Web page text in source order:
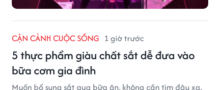
CẬN CẢNH CUỘC SỐNG 1 giờ trước
5 thực phẩm giàu chất sắt dễ đưa vào
bữa cơm gia đình
Muốn bổ sung sắt qua bữa ăn, không cần tìm đâu xa.